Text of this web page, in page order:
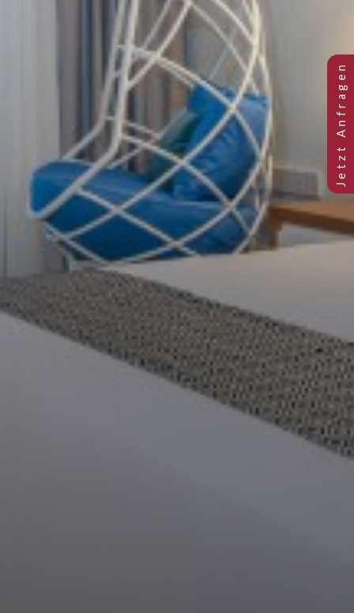
SUITE MIT MEERBLICK